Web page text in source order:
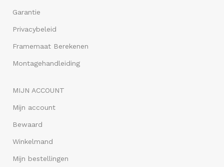
Garantie
Privacybeleid
Framemaat Berekenen
Montagehandleiding
MIJN ACCOUNT
Mijn account
Bewaard
Winkelmand
Mijn bestellingen